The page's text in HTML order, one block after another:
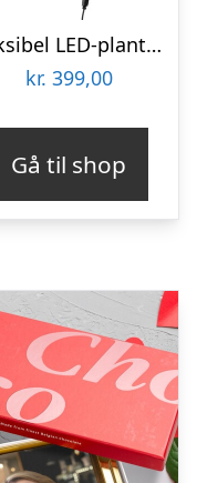
Fleksibel LED-plantelampe – KitchPro
kr. 399,00
Gå til shop